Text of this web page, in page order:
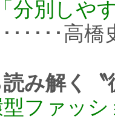
別しや
･････高橋
み解く
ファッシ